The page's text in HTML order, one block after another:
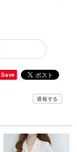
Save
通報する